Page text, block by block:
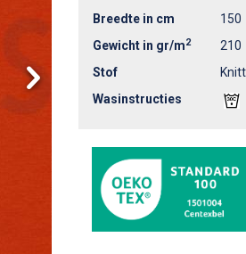
Breedte in cm
150
Gewicht in gr/m2
210
Stof
Wasinstructies